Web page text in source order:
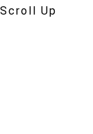
Scroll Up